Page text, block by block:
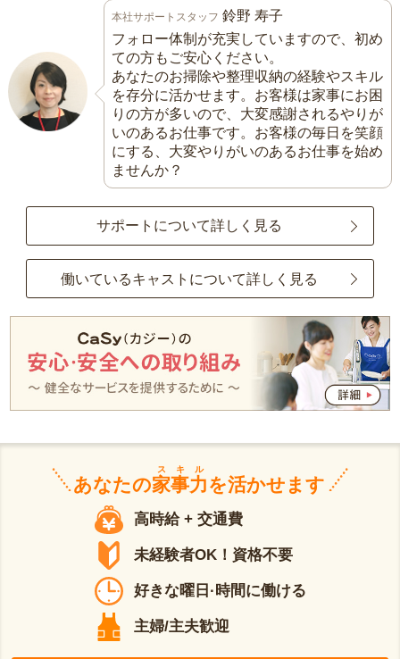
本社サポートスタッフ 鈴野 寿子
フォロー体制が充実していますので、初め
ての方もご安心ください。
あなたのお掃除や整理収納の経験やスキル
を存分に活かせます。お客様は家事にお困
りの方が多いので、大変感謝されるやりが
いのあるお仕事です。お客様の毎日を笑顔
にする、大変やりがいのあるお仕事を始め
ませんか？
サポートについて詳しく見る
働いているキャストについて詳しく見る
あなたの家事力
スキル
を活かせます
高時給 + 交通費
未経験者OK！資格不要
好きな曜日·時間に働ける
主婦/主夫歓迎